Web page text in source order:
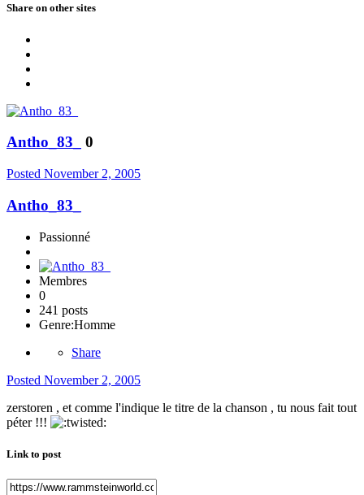
Share on other sites
Antho_83_ 0
Posted November 2, 2005
Antho_83_
Passionné
Membres
0
241 posts
Genre:Homme
Share
Posted November 2, 2005
zerstoren , et comme l'indique le titre de la chanson , tu nous fait tout
péter !!!
Link to post